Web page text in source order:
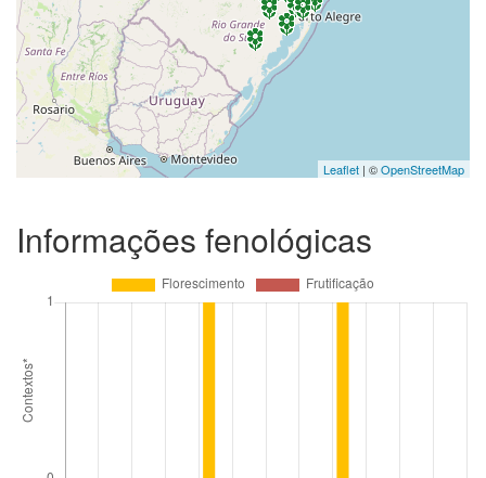
Leaflet | ©OpenStreetMap
Informações fenológicas